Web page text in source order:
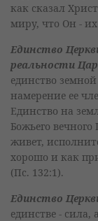
как сказал
миру, что Он -
Единство
реальности
единство
намерение ее
Единство на
Божьего
живет,
хорошо и как
(Пс. 132:1).
Единство
единстве - сила,